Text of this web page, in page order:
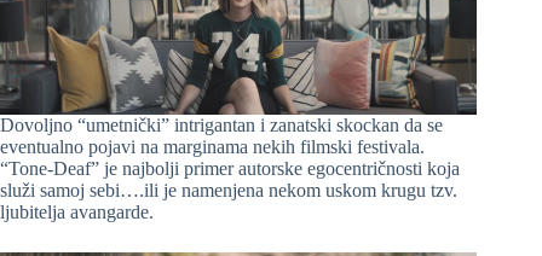
Dovoljno “umetnički” intrigantan i zanatski skockan da se
eventualno pojavi na marginama nekih filmski festivala.
“Tone-Deaf” je najbolji primer autorske egocentričnosti koja
služi samoj sebi….ili je namenjena nekom uskom krugu tzv.
ljubitelja avangarde.